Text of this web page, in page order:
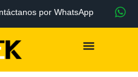
por WhatsApp